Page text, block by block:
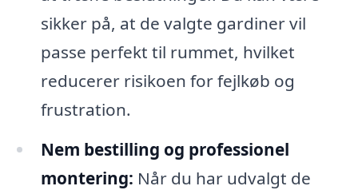
sikker på, at de valgte gardiner vil
passe perfekt til rummet, hvilket
reducerer risikoen for fejlkøb og
frustration.
Nem bestilling og professionel
montering: Når du har udvalgt de